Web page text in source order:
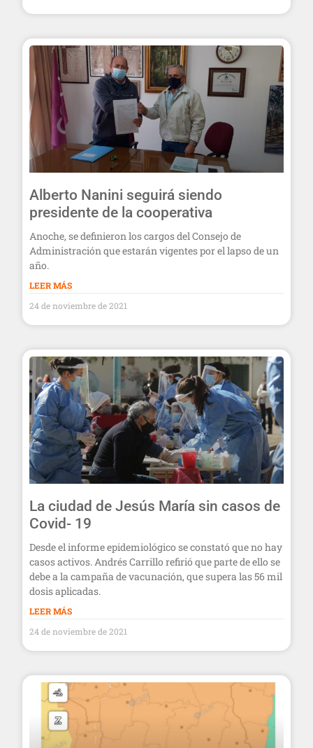
Alberto Nanini seguirá siendo
presidente de la cooperativa
Anoche, se definieron los cargos del Consejo de
Administración que estarán vigentes por el lapso de un
año.
LEER MÁS
24 de noviembre de 2021
La ciudad de Jesús María sin casos de
Covid- 19
Desde el informe epidemiológico se constató que no hay
casos activos. Andrés Carrillo refirió que parte de ello se
debe a la campaña de vacunación, que supera las 56 mil
dosis aplicadas.
LEER MÁS
24 de noviembre de 2021